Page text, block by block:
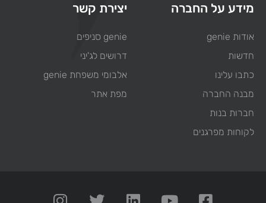
מידע על החברה
אודות genie
חדשות
כתבו עלינו
מבנה החברה
חברות בנות
לקוחות מפרגנים
יצירת קשר
genie סניפים
דרושים לג'יני
אלבומי משפחת genie
מפת אתר